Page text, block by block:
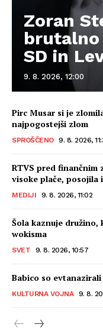
Zoran
brutalno
SD in
9. 8. 2026, 12:00
Pirc Musar si je
najpogostejši zlom
SPROŠČENO 9. 8. 2026,
RTVS pred finančnim
visoke plače, posojila
MEDIJI 9. 8. 2026, 11:02
Šola kaznuje
wokisma
SVET 9. 8. 2026, 10:57
Babico so
KULTURNA VOJNA 9. 8.